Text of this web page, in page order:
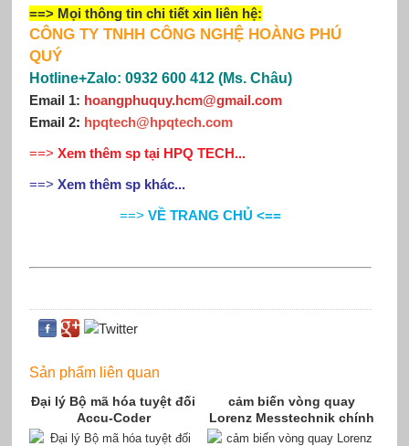
==> Mọi thông tin chi tiết xin liên hệ:
CÔNG TY TNHH CÔNG NGHỆ HOÀNG PHÚ
QUÝ
Hotline+Zalo: 0932 600 412 (Ms. Châu)
Email 1: hoangphuquy.hcm@gmail.com
Email 2: hpqtech@hpqtech.com
==> Xem thêm sp tại HPQ TECH...
==> Xem thêm sp khác...
==> VỀ TRANG CHỦ <==
Sản phẩm liên quan
Đại lý Bộ mã hóa tuyệt đối
Accu-Coder
cảm biến vòng quay
Lorenz Messtechnik chính
hãng